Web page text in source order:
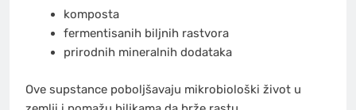
komposta
fermentisanih biljnih rastvora
prirodnih mineralnih dodataka
Ove supstance poboljšavaju mikrobiološki život u